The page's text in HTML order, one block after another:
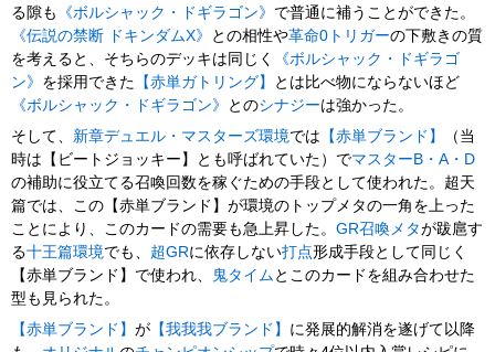
る隙も
《ボルシャック・ドギラゴン》 で普通に補うことができた。
《伝説の禁断 ドキンダムX》
との相性や革命0トリガーの下敷きの質
を考えると、そちらのデッキは同じく
《ボルシャック・ドギラゴ
ン》 を採用できた 【赤単ガトリング】
とは比べ物にならないほど
《ボルシャック・ドギラゴン》
とのシナジーは強かった。
そして、 新章デュエル・マスターズ環境では 【赤単ブランド】
（当
時は【ビートジョッキー】とも呼ばれていた）でマスターB・A・D
の補助に役立てる召喚回数を稼ぐための手段として使われた。超天
篇では、この【赤単ブランド】が環境のトップメタの一角を上った
ことにより、このカードの需要も急上昇した。GR召喚メタが跋扈す
る十王篇環境でも、 超GRに依存しない打点形成手段として同じく
【赤単ブランド】で使われ、
鬼タイム とこのカードを組み合わせた
型も見られた。
【赤単ブランド】が 【我我我ブランド】 に発展的解消を遂げて以降